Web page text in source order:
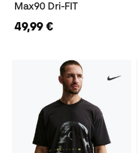
Max90 Dri-FIT
49,99 €